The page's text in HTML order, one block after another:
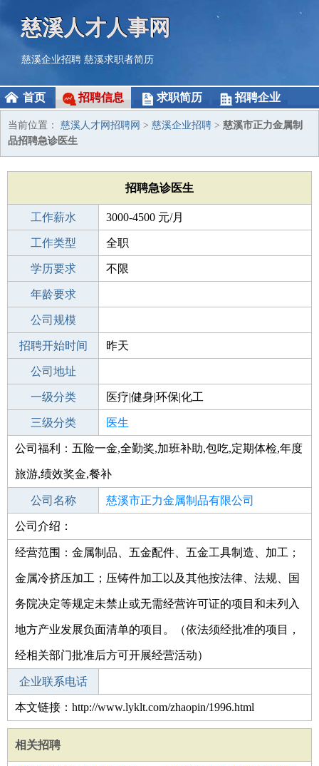
慈溪人才人事网
慈溪企业招聘 慈溪求职者简历
首页 招聘信息 求职简历 招聘企业
当前位置： 慈溪人才网招聘网 > 慈溪企业招聘 > 慈溪市正力金属制
品招聘急诊医生
招聘急诊医生
工作薪水 3000-4500 元/月
招聘人数 1人
工作类型 全职
性别要求 -
学历要求 不限
工作经验
年龄要求
工作地点
公司规模
公司电话
招聘开始时间 昨天
招聘结束时间
公司地址
一级分类 医疗|健身|环保|化工
二级分类 医疗/护理
三级分类 医生
其他行业 制药/生物工程/医护
公司福利：五险一金,全勤奖,加班补助,包吃,定期体检,年度
旅游,绩效奖金,餐补
公司名称 慈溪市正力金属制品有限公司
公司类型
公司介绍：
经营范围：金属制品、五金配件、五金工具制造、加工；
金属冷挤压加工；压铸件加工以及其他按法律、法规、国
务院决定等规定未禁止或无需经营许可证的项目和未列入
地方产业发展负面清单的项目。（依法须经批准的项目，
经相关部门批准后方可开展经营活动）
企业联系电话
本文链接：http://www.lyklt.com/zhaopin/1996.html
相关招聘